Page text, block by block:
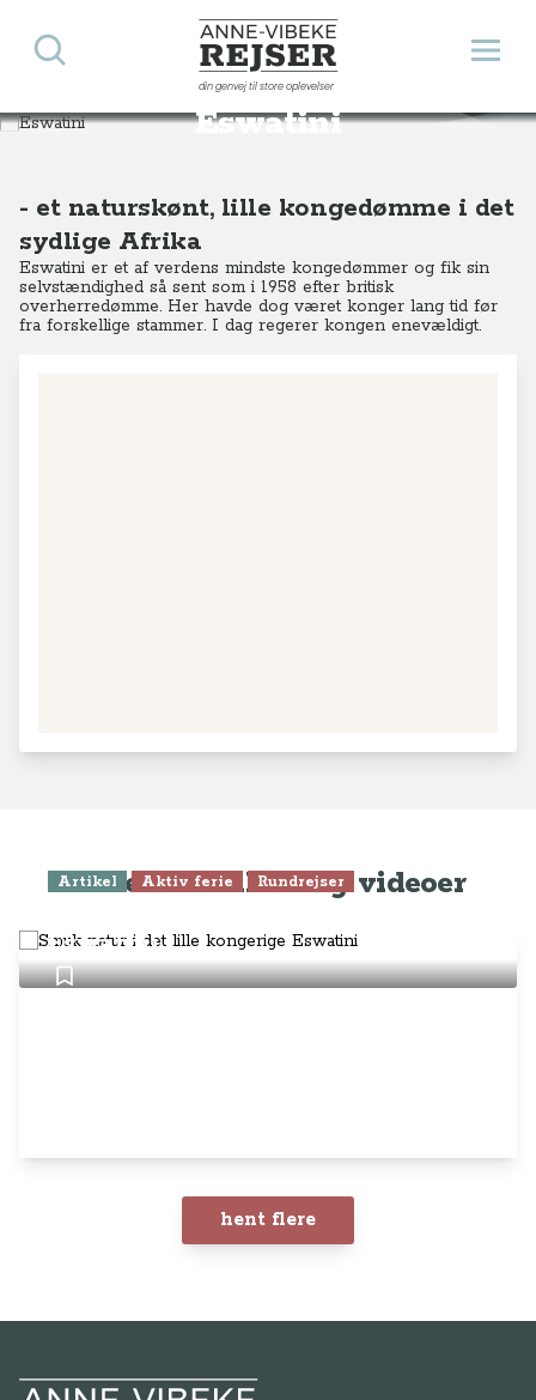
Anne-Vibeke Rejser
din genvej til store oplevelser
Åbn
Søg
Eswatini
Destinationer Afrika Eswatini
- et naturskønt, lille kongedømme i det
sydlige Afrika
Eswatini er et af verdens mindste kongedømmer og fik sin
selvstændighed så sent som i 1958 efter britisk
overherredømme. Her havde dog været konger lang tid før
fra forskellige stammer. I dag regerer kongen enevældigt.
Seneste artikler og videoer
Artikel Aktiv ferie Rundrejser
Eswatini
hent flere